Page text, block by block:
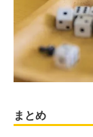
まとめ